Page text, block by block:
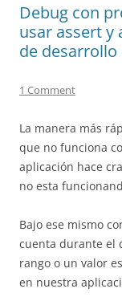
Debug con
usar assert y
de
1 Comment
La manera más
que no funciona
aplicación hace
no esta
Bajo ese mismo
cuenta durante el
rango o un valor
en nuestra